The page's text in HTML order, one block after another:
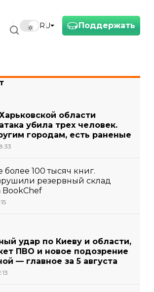
Поддержать
RU
области
убила трех человек.
городам, есть раненые
100 тысяч книг.
резервный склад
BookChef
удар по Киеву и области,
ПВО и новое подозрение
— главное за 5 августа